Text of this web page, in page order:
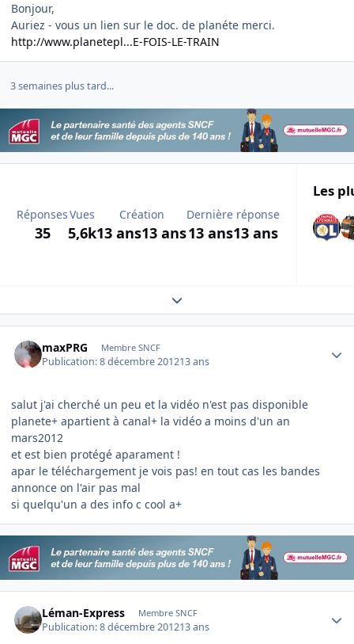
Bonjour,
Auriez - vous un lien sur le doc. de planéte merci.
http://www.planetepl...E-FOIS-LE-TRAIN
3 semaines plus tard...
Réponses
35
Vues
5,6k
Création
13 ans13 ans
Dernière réponse
13 ans13 ans
Les
Expand topic overview
maxPRG Membre SNCF
Publication:8 décembre 201213 ans
salut j'ai cherché un peu et la vidéo n'est pas disponible
planete+ apartient à canal+ la vidéo a moins d'un an
mars2012
et est bien protégé aparament !
apar le téléchargement je vois pas! en tout cas les bandes
annonce on l'air pas mal
si quelqu'un a des info c cool a+
Léman-Express Membre SNCF
Publication:8 décembre 201213 ans